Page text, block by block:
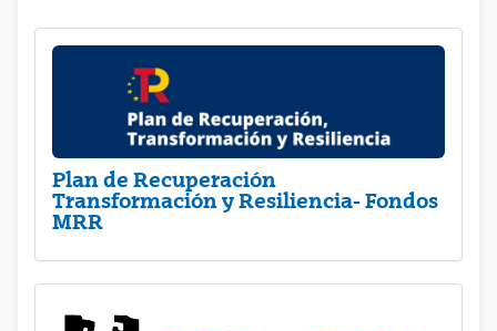
Plan de Recuperación
Transformación y Resiliencia- Fondos
MRR